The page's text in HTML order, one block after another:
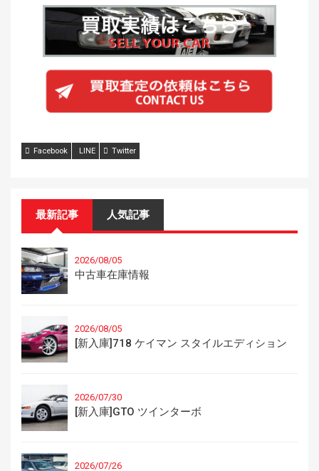
Facebook LINE Twitter
最新記事 人気記事
2026/08/05
中古車在庫情報
2026/08/05
[新入庫]718 ケイマン スタイルエディション
2026/07/30
[新入庫]GTO ツインターボ
2026/07/26